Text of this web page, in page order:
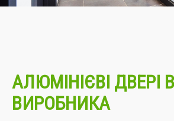
АЛЮМІНІЄВІ ДВЕРІ
ВИРОБНИКА